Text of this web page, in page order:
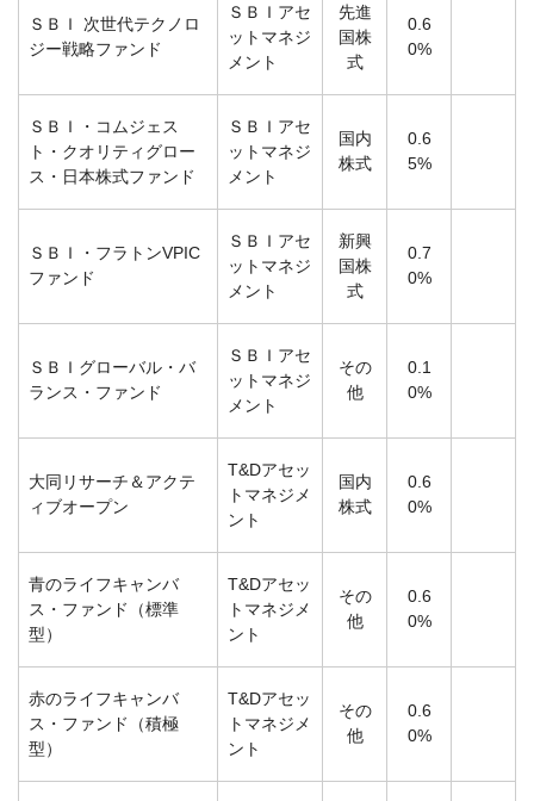
ＳＢＩ 次世代テクノロ
ジー戦略ファンド
ＳＢＩアセ
ットマネジ
メント
先進
国株
式
0.6
0%
ＳＢＩ・コムジェス
ト・クオリティグロー
ス・日本株式ファンド
ＳＢＩアセ
ットマネジ
メント
国内
株式
0.6
5%
ＳＢＩ・フラトンVPIC
ファンド
ＳＢＩアセ
ットマネジ
メント
新興
国株
式
0.7
0%
ＳＢＩグローバル・バ
ランス・ファンド
ＳＢＩアセ
ットマネジ
メント
その
他
0.1
0%
大同リサーチ＆アクテ
ィブオープン
T&Dアセッ
トマネジメ
ント
国内
株式
0.6
0%
青のライフキャンバ
ス・ファンド（標準
型）
T&Dアセッ
トマネジメ
ント
その
他
0.6
0%
赤のライフキャンバ
ス・ファンド（積極
型）
T&Dアセッ
トマネジメ
ント
その
他
0.6
0%